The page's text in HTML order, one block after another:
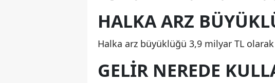
HALKA ARZ
Halka arz büyüklüğü 3,9 milyar TL olarak
GELIR NEREDE